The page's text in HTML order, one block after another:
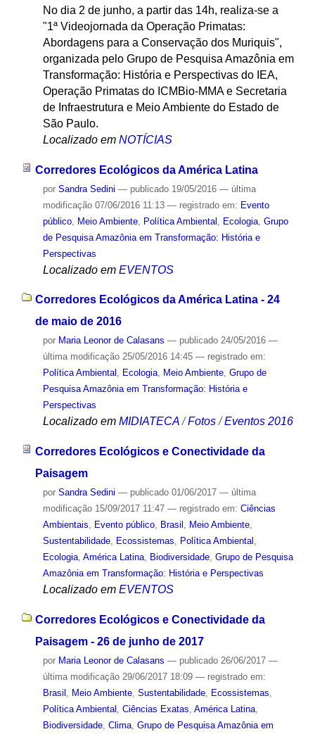
No dia 2 de junho, a partir das 14h, realiza-se a
"1ª Videojornada da Operação Primatas:
Abordagens para a Conservação dos Muriquis",
organizada pelo Grupo de Pesquisa Amazônia em
Transformação: História e Perspectivas do IEA,
Operação Primatas do ICMBio-MMA e Secretaria
de Infraestrutura e Meio Ambiente do Estado de
São Paulo.
Localizado em NOTÍCIAS
Corredores Ecológicos da América Latina
por Sandra Sedini — publicado19/05/2016 — última
modificação07/06/2016 11:13 — registrado em: Evento
público, Meio Ambiente, Política Ambiental Ecologia, Grupo
de Pesquisa Amazônia em Transformação: História e
Perspectivas
Localizado em EVENTOS
Corredores Ecológicos da América Latina - 24
de maio de 2016
por Maria Leonor de Calasans — publicado24/05/2016 —
última modificação25/05/2016 14:45 — registrado em:
Política Ambiental , Ecologia, Meio Ambiente, Grupo de
Pesquisa Amazônia em Transformação: História e
Perspectivas
Localizado em MIDIATECA /Fotos /Eventos 2016
Corredores Ecológicos e Conectividade da
Paisagem
por Sandra Sedini — publicado01/06/2017 — última
modificação15/09/2017 11:47 — registrado em: Ciências
Ambientais, Evento público, Brasil , Meio Ambiente,
Sustentabilidade, Ecossistemas, Política Ambiental ,
Ecologia, América Latina, Biodiversidade, Grupo de Pesquisa
Amazônia em Transformação: História e Perspectivas
Localizado em EVENTOS
Corredores Ecológicos e Conectividade da
Paisagem - 26 de junho de 2017
por Maria Leonor de Calasans — publicado26/06/2017 —
última modificação29/06/2017 18:09 — registrado em:
Brasil
Meio Ambiente, Sustentabilidade, Ecossistemas
Política Ambiental Ciências Exatas América Latina,
Biodiversidade, Clima, Grupo de Pesquisa Amazônia em